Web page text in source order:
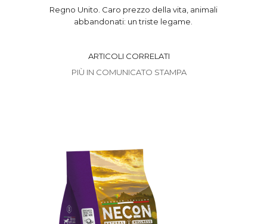
Regno Unito. Caro prezzo della vita, animali
abbandonati: un triste legame.
ARTICOLI CORRELATI
PIÙ IN COMUNICATO STAMPA